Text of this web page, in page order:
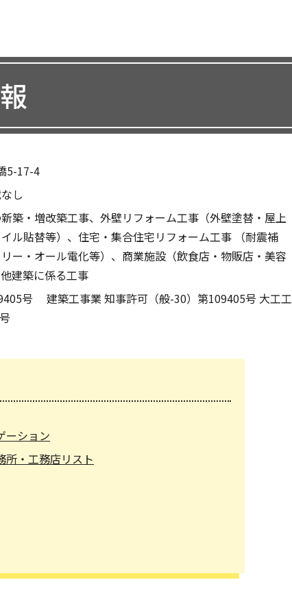
5-17-4
し
築・増改築工事、外壁リフォーム工事（外壁塗替・屋上
ル貼替等）、住宅・集合住宅リフォーム工事 （耐震補
ー・オール電化等）、商業施設（飲食店・物販店・美容
建築に係る工事
号 建築工事業 知事許可（般-30）第109405号 大工工
ーション
所・工務店リスト